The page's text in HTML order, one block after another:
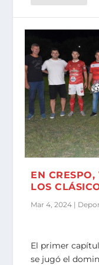
EN
LOS
Mar 4, 2024 |
El primer
se jugó el